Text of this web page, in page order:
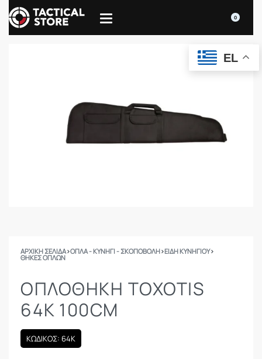
0
ΑΡΧΙΚΉ ΣΕΛΊΔΑ›ΟΠΛΑ - ΚΥΝΗΓΙ - ΣΚΟΠΟΒΟΛΗ›ΕΙΔΗ ΚΥΝΗΓΙΟΥ›
ΘΉΚΕΣ ΌΠΛΩΝ
ΟΠΛΟΘΉΚΗ TOXOTIS
64K 100CM
ΚΩΔΙΚΟΣ: 64K
EL